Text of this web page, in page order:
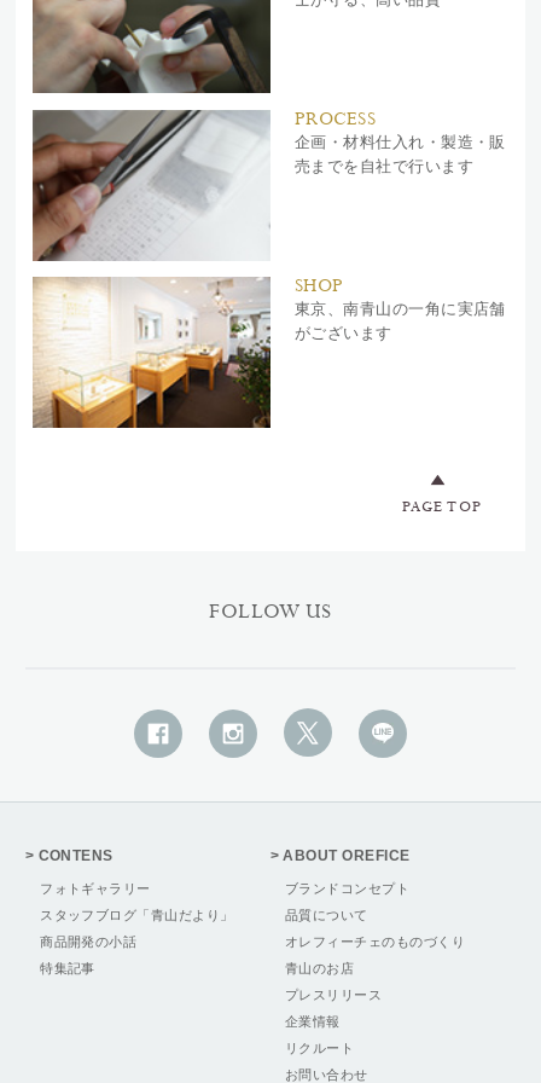
PROCESS
企画・材料仕入れ・製造・販
売までを自社で行います
SHOP
東京、南青山の一角に実店舗
がございます
PAGE TOP
CONTENS
フォトギャラリー
スタッフブログ「青山だより」
商品開発の小話
特集記事
ABOUT OREFICE
ブランドコンセプト
品質について
オレフィーチェのものづくり
青山のお店
プレスリリース
企業情報
リクルート
お問い合わせ
FOLLOW US